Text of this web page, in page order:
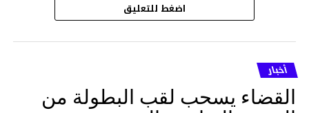
اضغط للتعليق
أخبار
القضاء يسحب لقب البطولة من